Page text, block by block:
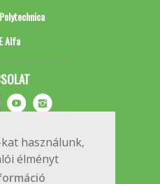
használunk,
élményt
Alfa